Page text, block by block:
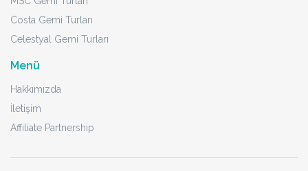
Costa Gemi Turları
Celestyal Gemi Turları
Menü
Hakkımızda
İletişim
Affiliate Partnership